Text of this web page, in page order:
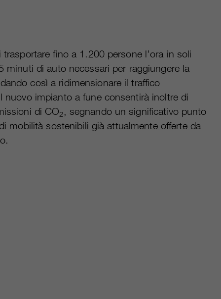
fino a 1.200 persone l’ora in soli
minuti di auto necessari per raggiungere la
così a ridimensionare il traffico
nuovo impianto a fune consentirà inoltre di
di CO2, segnando un significativo punto
mobilità sostenibili già attualmente offerte da